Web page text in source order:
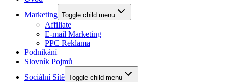
Marketing Toggle child menu
Affiliate
E-mail Marketing
PPC Reklama
Podnikání
Slovník Pojmů
Sociální Sítě Toggle child menu